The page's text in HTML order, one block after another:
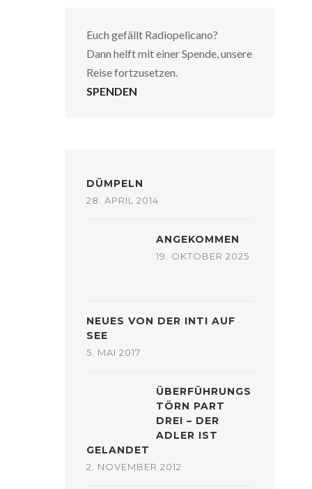
Euch gefällt Radiopelicano?
Dann helft mit einer Spende, unsere
Reise fortzusetzen.
SPENDEN
DÜMPELN
28. APRIL 2014
ANGEKOMMEN
19. OKTOBER 2025
NEUES VON DER INTI AUF
SEE
5. MAI 2017
ÜBERFÜHRUNGS
TÖRN PART
DREI – DER
ADLER IST
GELANDET
2. NOVEMBER 2012